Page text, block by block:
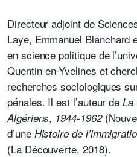
Directeur adjoint de
Laye, Emmanuel Blanchard
en science politique de
Quentin-en-Yvelines et
recherches sociologiques
pénales. Il est l’auteur deLa
Algériens, 1944-1962
d’une Histoire de
(La Découverte, 2018).